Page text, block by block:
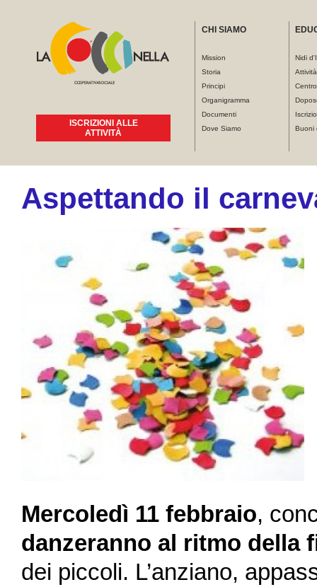
ISCRIZIONI ALLE
ATTIVITÀ
CHI SIAMO
Mission
Storia
Principi
Organigramma
Documenti
Dove Siamo
Nidi
Buoni
Tu sei qui
Aspettando il
Mercoledì 11 febbraio,
danzeranno al ritmo della
dei piccoli. L’anziano,